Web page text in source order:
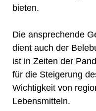
bieten.
Die ansprechende
dient auch der
ist in Zeiten der
für die Steigerung
Wichtigkeit von
Lebensmitteln.